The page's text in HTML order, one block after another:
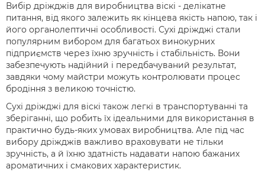
Вибір дріжджів для виробництва віскі - делікатне
питання, від якого залежить як кінцева якість напою, так і
його органолептичні особливості. Сухі дріжджі стали
популярним вибором для багатьох винокурних
підприємств через їхню зручність і стабільність. Вони
забезпечують надійний і передбачуваний результат,
завдяки чому майстри можуть контролювати процес
бродіння з великою точністю.
Сухі дріжджі для віскі також легкі в транспортуванні та
зберіганні, що робить їх ідеальними для використання в
практично будь-яких умовах виробництва. Але під час
вибору дріжджів важливо враховувати не тільки
зручність, а й їхню здатність надавати напою бажаних
ароматичних і смакових характеристик.